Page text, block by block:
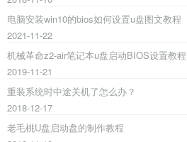
电脑安装win10的bios如何设置u盘图文教程
2021-11-22
机械革命z2-air笔记本u盘启动BIOS设置教程
2019-11-21
重装系统时中途关机了怎么办？
2018-12-17
老毛桃U盘启动盘的制作教程